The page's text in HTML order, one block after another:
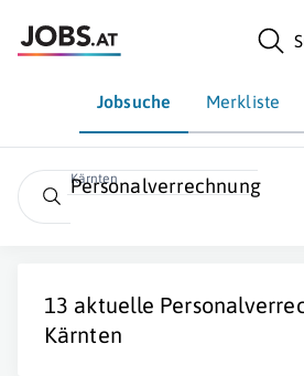
Jobsuche Merkliste
Kärnten
Personalverrechnung
13 aktuelle
Kärnten